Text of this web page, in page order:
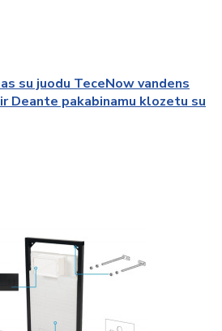
su juodu TeceNow vandens
Deante pakabinamu klozetu su